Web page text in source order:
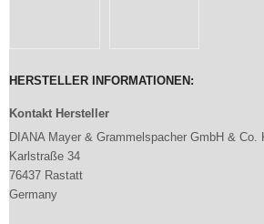
HERSTELLER INFORMATIONEN:
Kontakt Hersteller
DIANA Mayer & Grammelspacher GmbH & Co.
Karlstraße 34
76437 Rastatt
Germany